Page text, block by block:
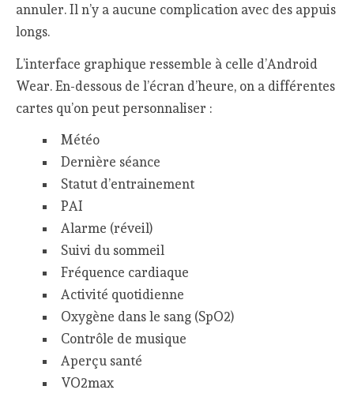
annuler. Il n’y a aucune complication avec des appuis
longs.
L’interface graphique ressemble à celle d’Android
Wear. En-dessous de l’écran d’heure, on a différentes
cartes qu’on peut personnaliser :
Météo
Dernière séance
Statut d’entrainement
PAI
Alarme (réveil)
Suivi du sommeil
Fréquence cardiaque
Activité quotidienne
Oxygène dans le sang (SpO2)
Contrôle de musique
Aperçu santé
VO2max